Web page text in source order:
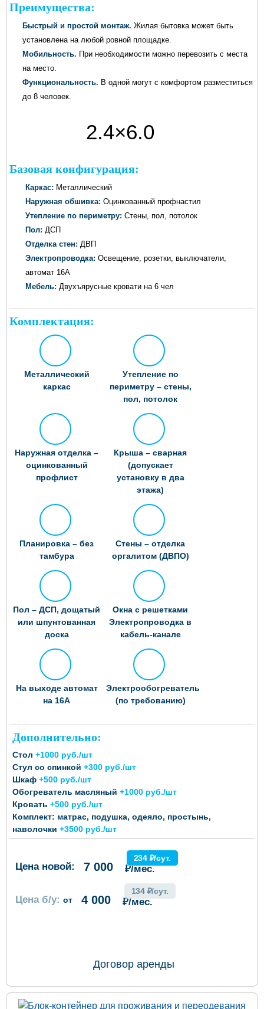
Преимущества:
Быстрый и простой монтаж. Жилая бытовка может быть
установлена на любой ровной площадке.
Мобильность. При необходимости можно перевозить с места
на место.
Функциональность. В одной могут с комфортом разместиться
до 8 человек.
2.4×6.0
Базовая конфигурация:
Каркас: Металлический
Наружная обшивка: Оцинкованный профнастил
Утепление по периметру: Стены, пол, потолок
Пол: ДСП
Отделка стен: ДВП
Электропроводка: Освещение, розетки, выключатели,
автомат 16А
Мебель: Двухъярусные кровати на 6 чел
Комплектация:
Металлический
каркас
Утепление по
периметру – стены,
пол, потолок
Наружная отделка –
оцинкованный
профлист
Крыша – сварная
(допускает
установку в два
этажа)
Планировка – без
тамбура
Стены – отделка
оргалитом (ДВПО)
Пол – ДСП, дощатый
или шпунтованная
доска
Окна с решетками
Электропроводка в
кабель-канале
На выходе автомат
на 16А
Электрообогреватель
(по требованию)
Дополнительно:
Стол +1000 руб./шт
Стул со спинкой +300 руб./шт
Шкаф +500 руб./шт
Обогреватель масляный +1000 руб./шт
Кровать +500 руб./шт
Комплект: матрас, подушка, одеяло, простынь,
наволочки +3500 руб./шт
Цена новой: 7 000 ₽/мес.
234 ₽/сут.
Цена б/у: от 4 000 ₽/мес.
134 ₽/сут.
Договор аренды